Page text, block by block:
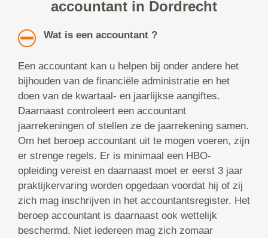
accountant in Dordrecht
Wat is een accountant ?
Een accountant kan u helpen bij onder andere het
bijhouden van de financiële administratie en het
doen van de kwartaal- en jaarlijkse aangiftes.
Daarnaast controleert een accountant
jaarrekeningen of stellen ze de jaarrekening samen.
Om het beroep accountant uit te mogen voeren, zijn
er strenge regels. Er is minimaal een HBO-
opleiding vereist en daarnaast moet er eerst 3 jaar
praktijkervaring worden opgedaan voordat hij of zij
zich mag inschrijven in het accountantsregister. Het
beroep accountant is daarnaast ook wettelijk
beschermd. Niet iedereen mag zich zomaar